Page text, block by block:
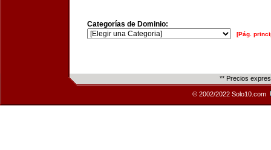
Categorías de Dominio:
[Pág.
** Precios
© 2002/2022 Solo10.com